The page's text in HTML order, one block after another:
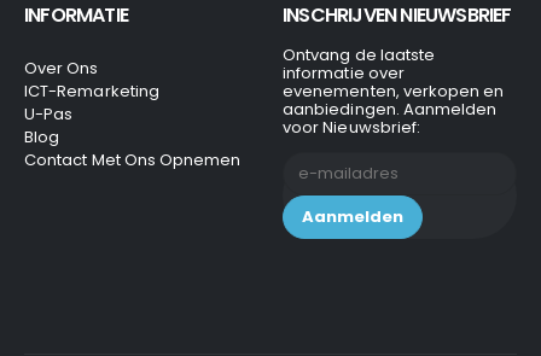
INFORMATIE
Over Ons
ICT-Remarketing
U-Pas
Blog
Contact Met Ons Opnemen
INSCHRIJVEN NIEUWSBRIEF
Ontvang de laatste
informatie over
evenementen, verkopen en
aanbiedingen. Aanmelden
voor Nieuwsbrief: